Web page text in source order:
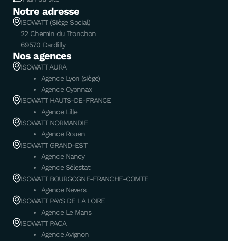
Notre adresse
ISOWATT (Siège Social)
22 Chemin du Tronchon
69570 Dardilly
Nos agences
ISOWATT AURA
Agence Lyon (siège)
Agence Oyonnax
ISOWATT HAUTS-DE-FRANCE
Agence Lille
ISOWATT NORMANDIE
Agence Rouen
ISOWATT GRAND-EST
Agence Nancy
Agence Sélestat
ISOWATT BOURGOGNE-FRANCHE-COMTE
Agence Nevers
ISOWATT PAYS DE LA LOIRE
Agence Le Mans
ISOWATT PACA
Agence Avignon